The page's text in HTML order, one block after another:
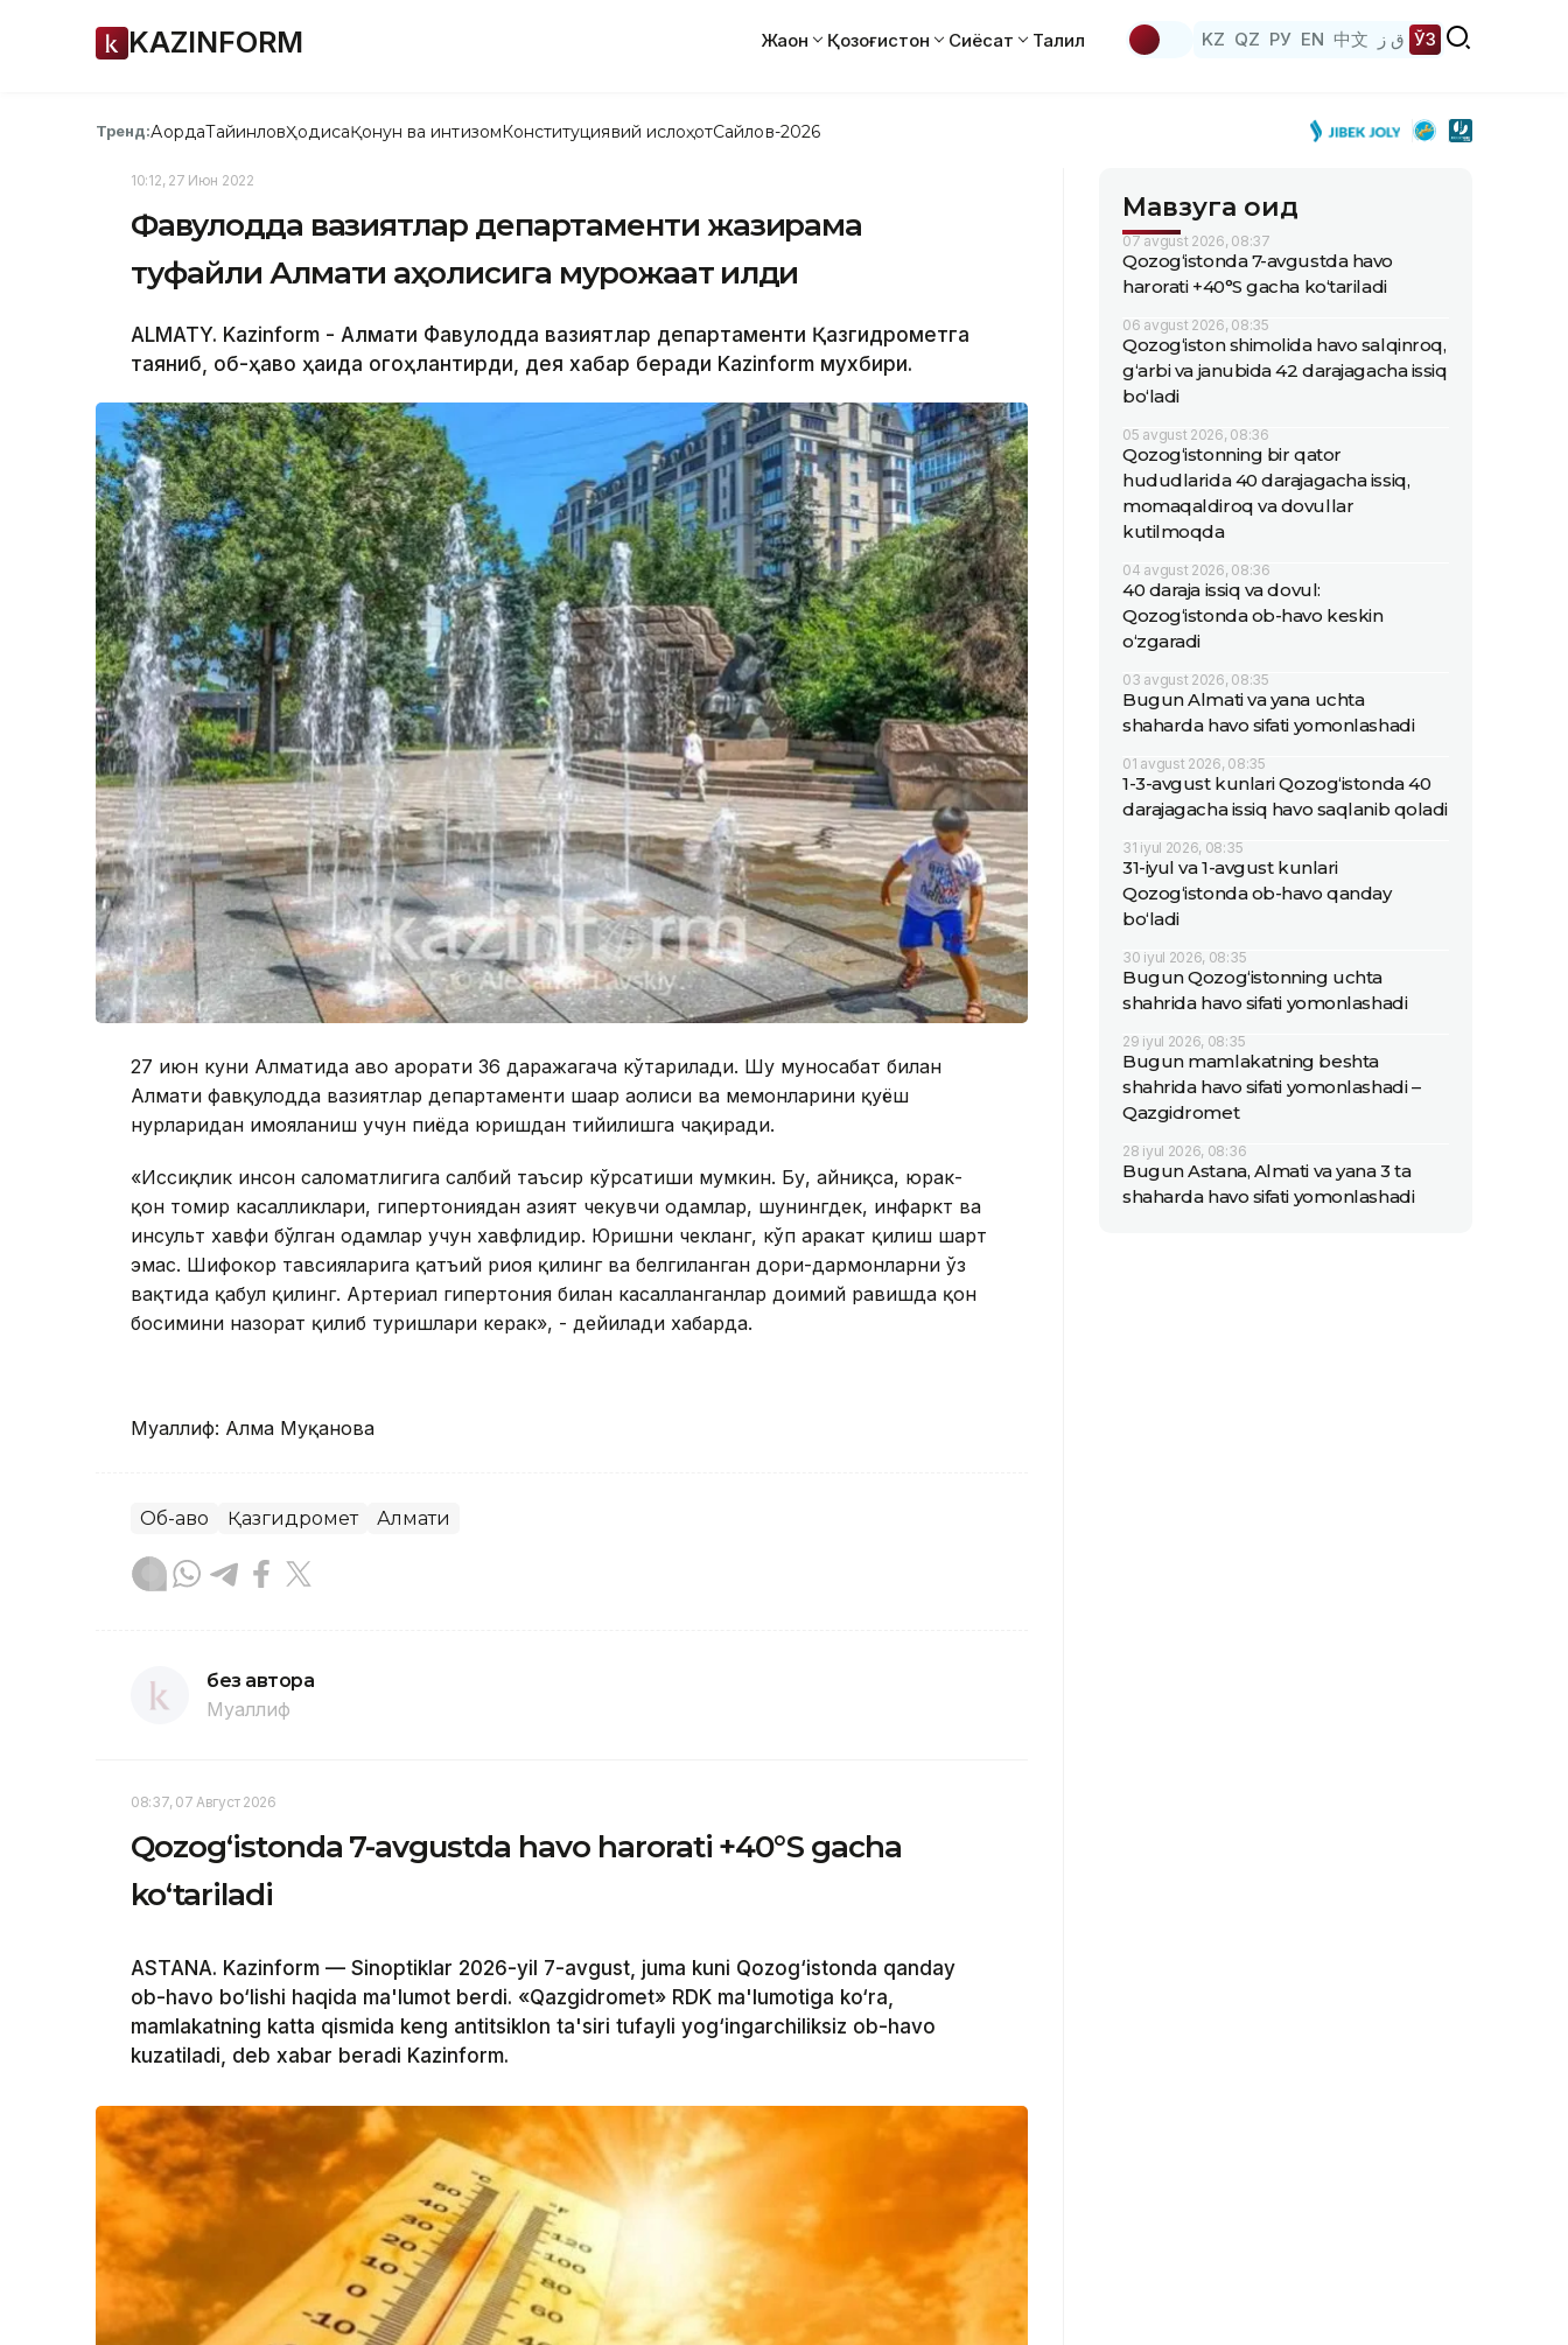
KAZINFORM Жаҳон Қозоғистон Сиёсат Таҳлил KZ QZ РУ EN 中文 ق ز ЎЗ
Тренд:АқордаТайинловҲодисаҚонун ва интизомКонституциявий ислоҳотСайлов-2026
10:12, 27 Июн 2022
Фавқулодда вазиятлар департаменти жазирама
туфайли Алмати аҳолисига мурожаат қилди
ALMATY. Kazinform - Алмати Фавқулодда вазиятлар департаменти Қазгидрометга
таяниб, об-ҳаво ҳақида огоҳлантирди, дея хабар беради Kazinform мухбири.
27 июн куни Алматида ҳаво ҳарорати 36 даражагача кўтарилади. Шу муносабат билан
Алмати фавқулодда вазиятлар департаменти шаҳар аҳолиси ва меҳмонларини қуёш
нурларидан ҳимояланиш учун пиёда юришдан тийилишга чақиради.
«Иссиқлик инсон саломатлигига салбий таъсир кўрсатиши мумкин. Бу, айниқса, юрак-
қон томир касалликлари, гипертониядан азият чекувчи одамлар, шунингдек, инфаркт ва
инсульт хавфи бўлган одамлар учун хавфлидир. Юришни чекланг, кўп ҳаракат қилиш шарт
эмас. Шифокор тавсияларига қатъий риоя қилинг ва белгиланган дори-дармонларни ўз
вақтида қабул қилинг. Артериал гипертония билан касалланганлар доимий равишда қон
босимини назорат қилиб туришлари керак», - дейилади хабарда.
Муаллиф: Алма Муқанова
Об-ҳаво Қазгидромет Алмати
без автора
Муаллиф
08:37, 07 Август 2026
Qozog‘istonda 7-avgustda havo harorati +40°S gacha
ko‘tariladi
ASTANA. Kazinform — Sinoptiklar 2026-yil 7-avgust, juma kuni Qozog‘istonda qanday
ob-havo bo‘lishi haqida ma'lumot berdi. «Qazgidromet» RDK ma'lumotiga ko‘ra,
mamlakatning katta qismida keng antitsiklon ta'siri tufayli yog‘ingarchiliksiz ob-havo
kuzatiladi, deb xabar beradi Kazinform.
Мавзуга оид
07 avgust 2026, 08:37
Qozog‘istonda 7-avgustda havo
harorati +40°S gacha ko‘tariladi
06 avgust 2026, 08:35
Qozog‘iston shimolida havo salqinroq,
g‘arbi va janubida 42 darajagacha issiq
bo‘ladi
05 avgust 2026, 08:36
Qozog‘istonning bir qator
hududlarida 40 darajagacha issiq,
momaqaldiroq va dovullar
kutilmoqda
04 avgust 2026, 08:36
40 daraja issiq va dovul:
Qozog‘istonda ob-havo keskin
o‘zgaradi
03 avgust 2026, 08:35
Bugun Almati va yana uchta
shaharda havo sifati yomonlashadi
01 avgust 2026, 08:35
1-3-avgust kunlari Qozog‘istonda 40
darajagacha issiq havo saqlanib qoladi
31 iyul 2026, 08:35
31-iyul va 1-avgust kunlari
Qozog‘istonda ob-havo qanday
bo‘ladi
30 iyul 2026, 08:35
Bugun Qozog‘istonning uchta
shahrida havo sifati yomonlashadi
29 iyul 2026, 08:35
Bugun mamlakatning beshta
shahrida havo sifati yomonlashadi –
Qazgidromet
28 iyul 2026, 08:36
Bugun Astana, Almati va yana 3 ta
shaharda havo sifati yomonlashadi